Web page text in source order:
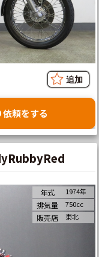
頼をする
年式 1974年
排気量 750cc
販売店 東北